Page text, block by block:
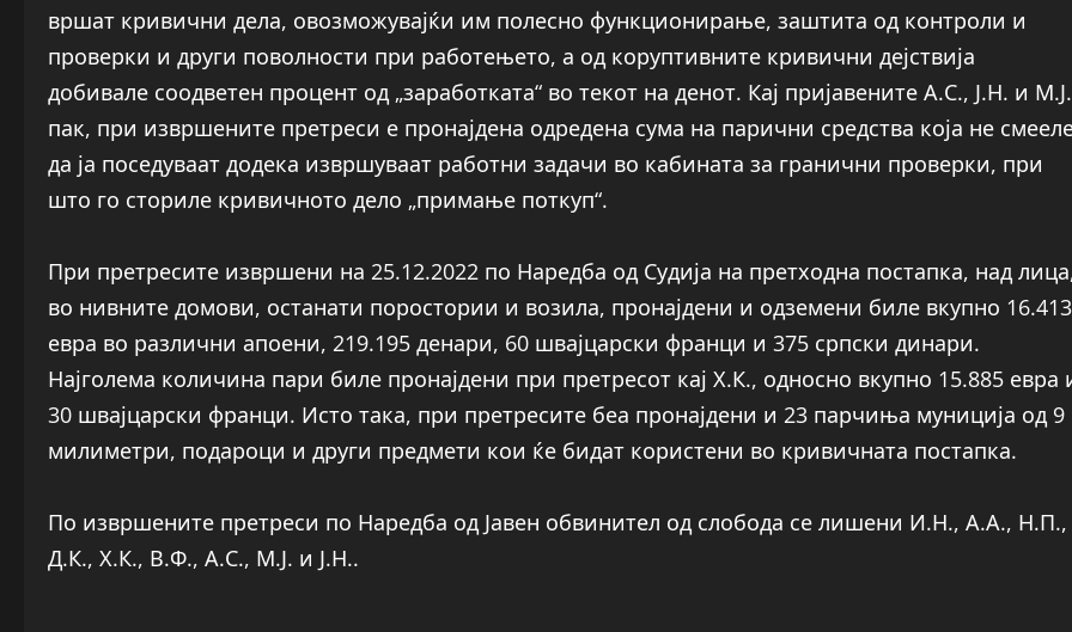
вршат кривични дела, овозможувајќи им полесно функционирање, заштита од контроли и
проверки и други поволности при работењето, а од коруптивните кривични дејствија
добивале соодветен процент од „заработката“ во текот на денот. Кај пријавените А.С., Ј.Н. и
пак, при извршените претреси е пронајдена одредена сума на парични средства која не
да ја поседуваат додека извршуваат работни задачи во кабината за гранични проверки, при
што го сториле кривичното дело „примање поткуп“.
При претресите извршени на 25.12.2022 по Наредба од Судија на претходна постапка, над
во нивните домови, останати поростории и возила, пронајдени и одземени биле вкупно 16.413
евра во различни апоени, 219.195 денари, 60 швајцарски франци и 375 српски динари.
Најголема количина пари биле пронајдени при претресот кај Х.К., односно вкупно 15.885 евра
30 швајцарски франци. Исто така, при претресите беа пронајдени и 23 парчиња муниција од 9
милиметри, подароци и други предмети кои ќе бидат користени во кривичната постапка.
По извршените претреси по Наредба од Јавен обвинител од слобода се лишени И.Н., А.А., Н.П.,
Д.К., Х.К., В.Ф., А.С., М.Ј. и Ј.Н..